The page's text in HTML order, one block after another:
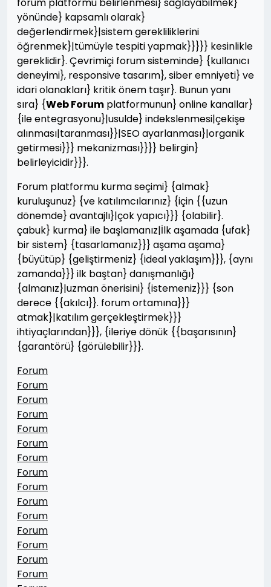
yönünde} kapsamlı olarak}
değerlendirmek}|sistem gerekliliklerini
öğrenmek}|tümüyle tespiti yapmak}}}}} kesinlikle
gereklidir}. Çevrimiçi forum sisteminde} {kullanıcı
deneyimi}, responsive tasarım}, siber emniyeti} ve
idari olanakları} kritik önem taşır}. Bunun yanı
sıra} {Web Forum platformunun} online kanallar}
{ile entegrasyonu}|usulde} indekslenmesi|çekişe
alınması|taranması}}|SEO ayarlanması}|organik
getirmesi}}} mekanizması}}}} belirgin}
belirleyicidir}}}.
Forum platformu kurma seçimi} {almak}
kuruluşunuz} {ve katılımcılarınız} {için {{uzun
dönemde} avantajlı}|çok yapıcı}}} {olabilir}.
çabuk} kurma} ile başlamanız|İlk aşamada {ufak}
bir sistem} {tasarlamanız}}} aşama aşama}
{büyütüp} {geliştirmeniz} {ideal yaklaşım}}}, {aynı
zamanda}}} ilk baştan} danışmanlığı}
{almanız}|uzman önerisini} {istemeniz}}} {son
derece {{akılcı}}. forum ortamına}}}
atmak}|katılım gerçekleştirmek}}}
ihtiyaçlarından}}}, {ileriye dönük {{başarısının}
{garantörü} {görülebilir}}}.
Forum
Forum
Forum
Forum
Forum
Forum
Forum
Forum
Forum
Forum
Forum
Forum
Forum
Forum
Forum